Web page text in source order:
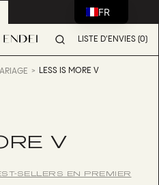
LISTE D'ENVIES (0)
LESS IS MORE V
V
SELLERS EN PREMIER
FR